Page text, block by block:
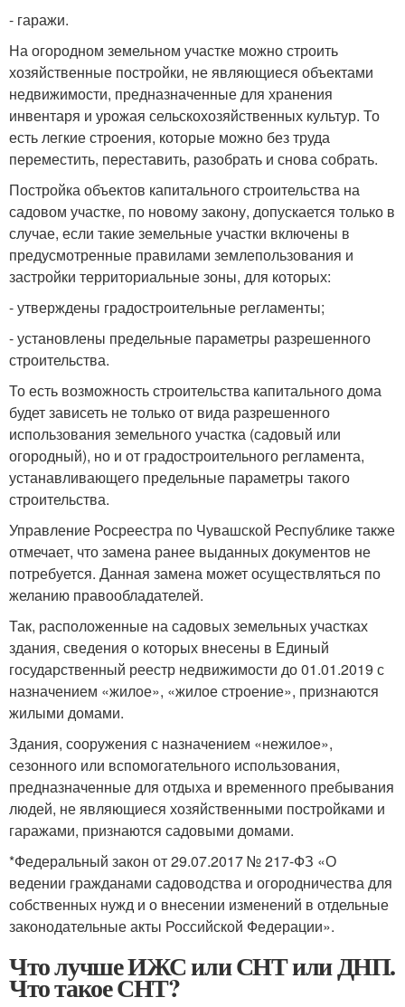
- гаражи.
На огородном земельном участке можно строить
хозяйственные постройки, не являющиеся объектами
недвижимости, предназначенные для хранения
инвентаря и урожая сельскохозяйственных культур. То
есть легкие строения, которые можно без труда
переместить, переставить, разобрать и снова собрать.
Постройка объектов капитального строительства на
садовом участке, по новому закону, допускается только в
случае, если такие земельные участки включены в
предусмотренные правилами землепользования и
застройки территориальные зоны, для которых:
- утверждены градостроительные регламенты;
- установлены предельные параметры разрешенного
строительства.
То есть возможность строительства капитального дома
будет зависеть не только от вида разрешенного
использования земельного участка (садовый или
огородный), но и от градостроительного регламента,
устанавливающего предельные параметры такого
строительства.
Управление Росреестра по Чувашской Республике также
отмечает, что замена ранее выданных документов не
потребуется. Данная замена может осуществляться по
желанию правообладателей.
Так, расположенные на садовых земельных участках
здания, сведения о которых внесены в Единый
государственный реестр недвижимости до 01.01.2019 с
назначением «жилое», «жилое строение», признаются
жилыми домами.
Здания, сооружения с назначением «нежилое»,
сезонного или вспомогательного использования,
предназначенные для отдыха и временного пребывания
людей, не являющиеся хозяйственными постройками и
гаражами, признаются садовыми домами.
*Федеральный закон от 29.07.2017 № 217-ФЗ «О
ведении гражданами садоводства и огородничества для
собственных нужд и о внесении изменений в отдельные
законодательные акты Российской Федерации».
Что лучше ИЖС или СНТ или ДНП.
Что такое СНТ?